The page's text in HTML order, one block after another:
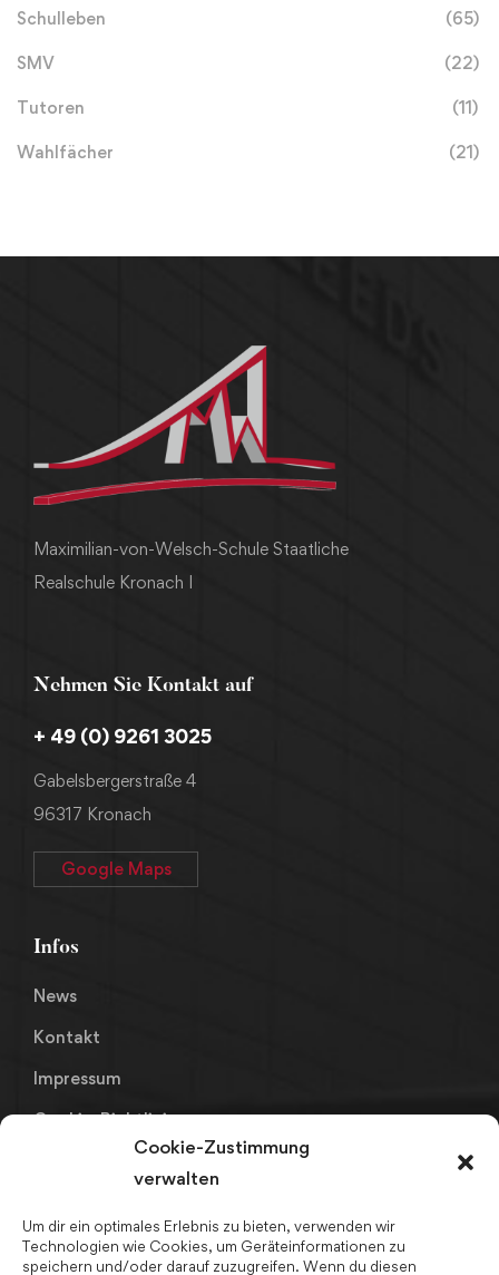
Cookie-Zustimmung
verwalten
Um dir ein optimales Erlebnis zu bieten, verwenden wir
Technologien wie Cookies, um Geräteinformationen zu
speichern und/oder darauf zuzugreifen. Wenn du diesen
Schulleben (65)
SMV (22)
Tutoren (11)
Wahlfächer (21)
Maximilian-von-Welsch-Schule Staatliche
Realschule Kronach I
Nehmen Sie Kontakt auf
+ 49 (0) 9261 3025
Gabelsbergerstraße 4
96317 Kronach
Google Maps
Infos
News
Kontakt
Impressum
Cookie-Richtlinie
Links